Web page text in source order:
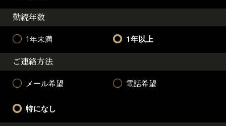
勤続年数
1年未満 1年以上
ご連絡方法
メール希望 電話希望
特になし